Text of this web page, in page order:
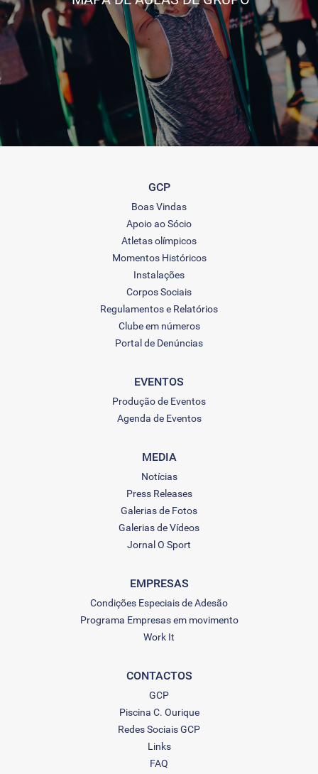
GCP
Boas Vindas
Apoio ao Sócio
Atletas olímpicos
Momentos Históricos
Instalações
Corpos Sociais
Regulamentos e Relatórios
Clube em números
Portal de Denúncias
EVENTOS
Produção de Eventos
Agenda de Eventos
MEDIA
Notícias
Press Releases
Galerias de Fotos
Galerias de Vídeos
Jornal O Sport
EMPRESAS
Condições Especiais de Adesão
Programa Empresas em movimento
Work It
CONTACTOS
GCP
Piscina C. Ourique
Redes Sociais GCP
Links
FAQ